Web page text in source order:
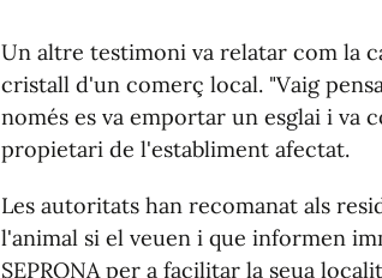
Un altre testimoni va relatar com la
cristall d'un comerç local. "Vaig
només es va emportar un esglai i va
propietari de l'establiment afectat.
Les autoritats han recomanat als
l'animal si el veuen i que informen
SEPRONA per a facilitar la seua